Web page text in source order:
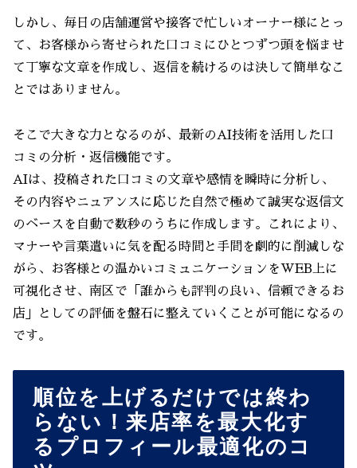
しかし、毎日の店舗運営や接客で忙しいオーナー様にとっ
て、お客様から寄せられた口コミにひとつずつ頭を悩ませ
て丁寧な文章を作成し、返信を続けるのは決して簡単なこ
とではありません。
そこで大きな力となるのが、最新のAI技術を活用した口
コミの分析・返信機能です。
AIは、投稿された口コミの文章や感情を瞬時に分析し、
その内容やニュアンスに応じた自然で極めて誠実な返信文
のベースを自動で数秒のうちに作成します。これにより、
マナーや言葉遣いに気を配る時間と手間を劇的に削減しな
がら、お客様との温かいコミュニケーションをWEB上に
可視化させ、南区で「誰からも評判の良い、信頼できるお
店」としての評価を盤石に整えていくことが可能になるの
です。
順位を上げるだけでは終わ
らない！来店率を最大化す
るプロフィール最適化のコ